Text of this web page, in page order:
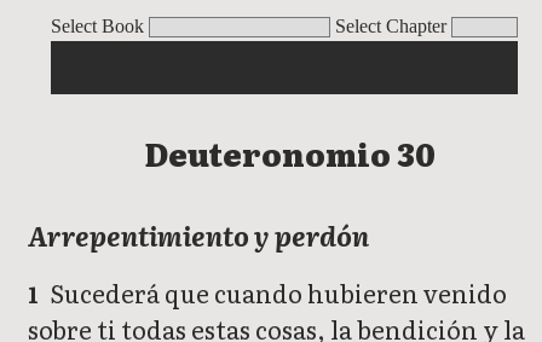
Select Book Select Chapter
Deuteronomio
Deuteronomio 30
Arrepentimiento y perdón
1 Sucederá que cuando hubieren venido
sobre ti todas estas cosas, la bendición y la